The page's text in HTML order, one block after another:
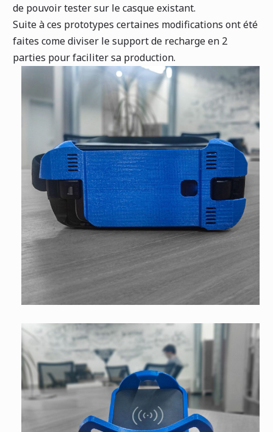
de pouvoir tester sur le casque existant.
Suite à ces prototypes certaines modifications ont été
faites come diviser le support de recharge en 2
parties pour faciliter sa production.